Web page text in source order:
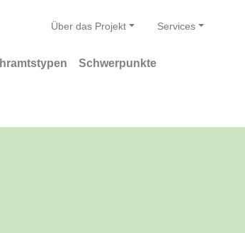
Schwerpunkte
Über das Projekt Services